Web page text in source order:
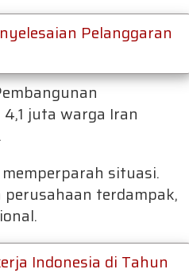
Pelanggaran
juta warga Iran
situasi.
terdampak,
Indonesia di Tahun